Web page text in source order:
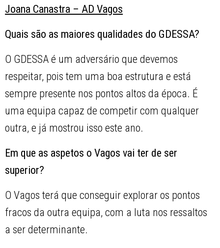
Joana Canastra – AD Vagos
Quais são as maiores qualidades do GDESSA?
O GDESSA é um adversário que devemos
respeitar, pois tem uma boa estrutura e está
sempre presente nos pontos altos da época. É
uma equipa capaz de competir com qualquer
outra, e já mostrou isso este ano.
Em que as aspetos o Vagos vai ter de ser
superior?
O Vagos terá que conseguir explorar os pontos
fracos da outra equipa, com a luta nos ressaltos
a ser determinante.